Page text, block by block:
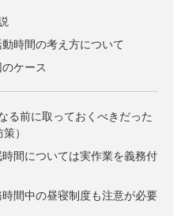
動時間の考え方について
のケース
る前に取っておくべきだった
）
時間については実作業を義務付
時間中の昼寝制度も注意が必要